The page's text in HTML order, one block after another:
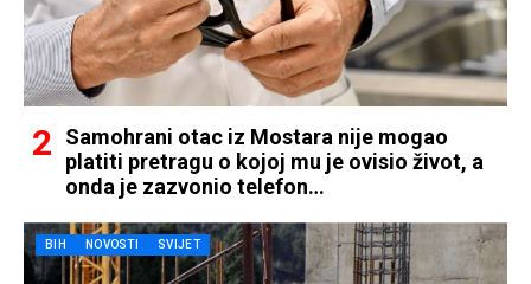
Samohrani otac iz Mostara nije mogao
platiti pretragu o kojoj mu je ovisio život, a
onda je zazvonio telefon…
BIH NOVOSTI SVIJET